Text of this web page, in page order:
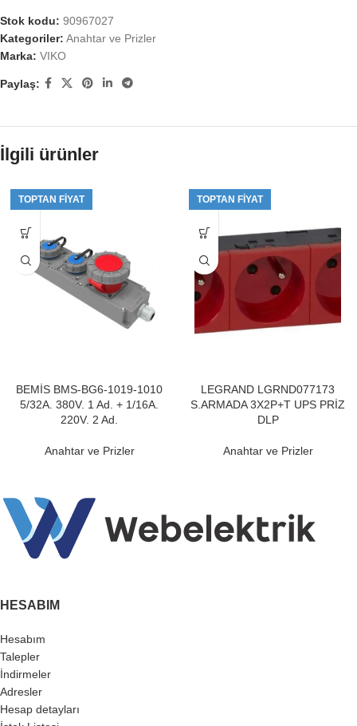
Stok kodu: 90967027
Kategoriler: Anahtar ve Prizler
Marka: VIKO
Paylaş:
İlgili ürünler
TOPTAN FIYAT
BEMİS BMS-BG6-1019-1010
5/32A. 380V. 1 Ad. + 1/16A.
220V. 2 Ad.
Anahtar ve Prizler
TOPTAN FIYAT
LEGRAND LGRND077173
S.ARMADA 3X2P+T UPS PRİZ
DLP
Anahtar ve Prizler
HESABIM
Hesabım
Talepler
İndirmeler
Adresler
Hesap detayları